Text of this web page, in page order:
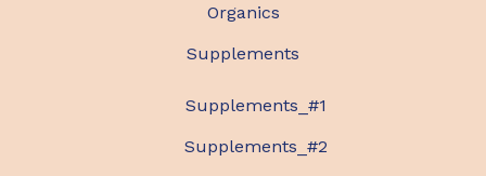
Organics
Supplements
Supplements_#1
Supplements_#2